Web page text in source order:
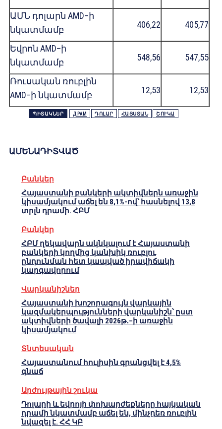
ԱՄՆ դոլարն AMD–ի
նկատմամբ
406,22 405,77
Եվրոն AMD–ի
նկատմամբ
548,56 547,55
Ռուսական ռուբլին
AMD–ի նկատմամբ
12,53 12,53
ՊԻՏԱԿՆԵՐ ДРАМ ԴՈԼԱՐ ՀԱՅՍՏԱՆ ՇՈՒԿԱ
ԱՄԵՆԱԴԻՏՎԱԾ
Բանկեր
Հայաստանի բանկերի ակտիվներն առաջին
կիսամյակում աճել են 8,1%-ով՝ հասնելով 13,8
տրլն դրամի. ՀԲՄ
Բանկեր
ՀԲՄ ղեկավարն ակնկալում է Հայաստանի
բանկերի կողմից կանխիկ ռուբլու
ընդունման հետ կապված իրավիճակի
կարգավորում
Վարկանիշներ
Հայաստանի խոշորագույն վարկային
կազմակերպությունների վարկանիշն՝ ըստ
ակտիվների ծավալի 2026թ․–ի առաջին
կիսամյակում
Տնտեսական
Հայաստանում հուլիսին գրանցվել է 4,5%
գնաճ
Արժույթային շուկա
Դոլարի և եվրոյի փոխարժեքները հայկական
դրամի նկատմամբ աճել են, մինչդեռ ռուբլին
նվազել է. ՀՀ ԿԲ